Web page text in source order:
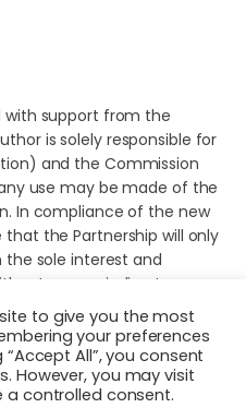
with support from the
is solely responsible for
and the Commission
use may be made of the
In compliance of the new
that the Partnership will only
the sole interest and
any prejudice to your
to give you the most
your preferences
All”, you consent
However, you may visit
a controlled consent.